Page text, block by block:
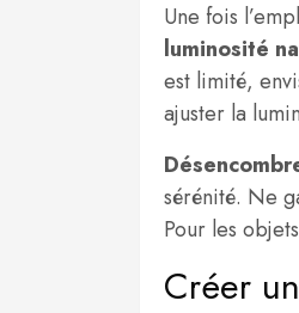
Une fois
luminosité
est limité,
ajuster la
sérénité. Ne
Pour les
Créer